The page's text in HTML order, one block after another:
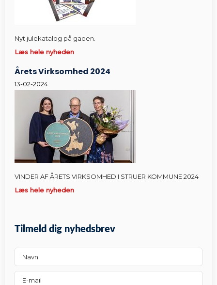
Nyt julekatalog på gaden.
Læs hele nyheden
Årets Virksomhed 2024
13-02-2024
VINDER AF ÅRETS VIRKSOMHED I STRUER KOMMUNE 2024
Læs hele nyheden
Tilmeld dig nyhedsbrev